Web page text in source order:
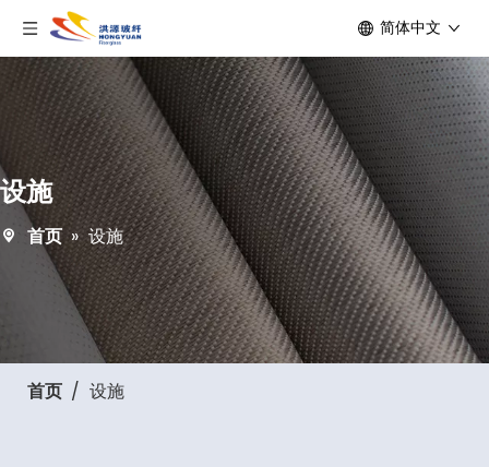
简体中文
设施
首页 » 设施
首页 / 设施